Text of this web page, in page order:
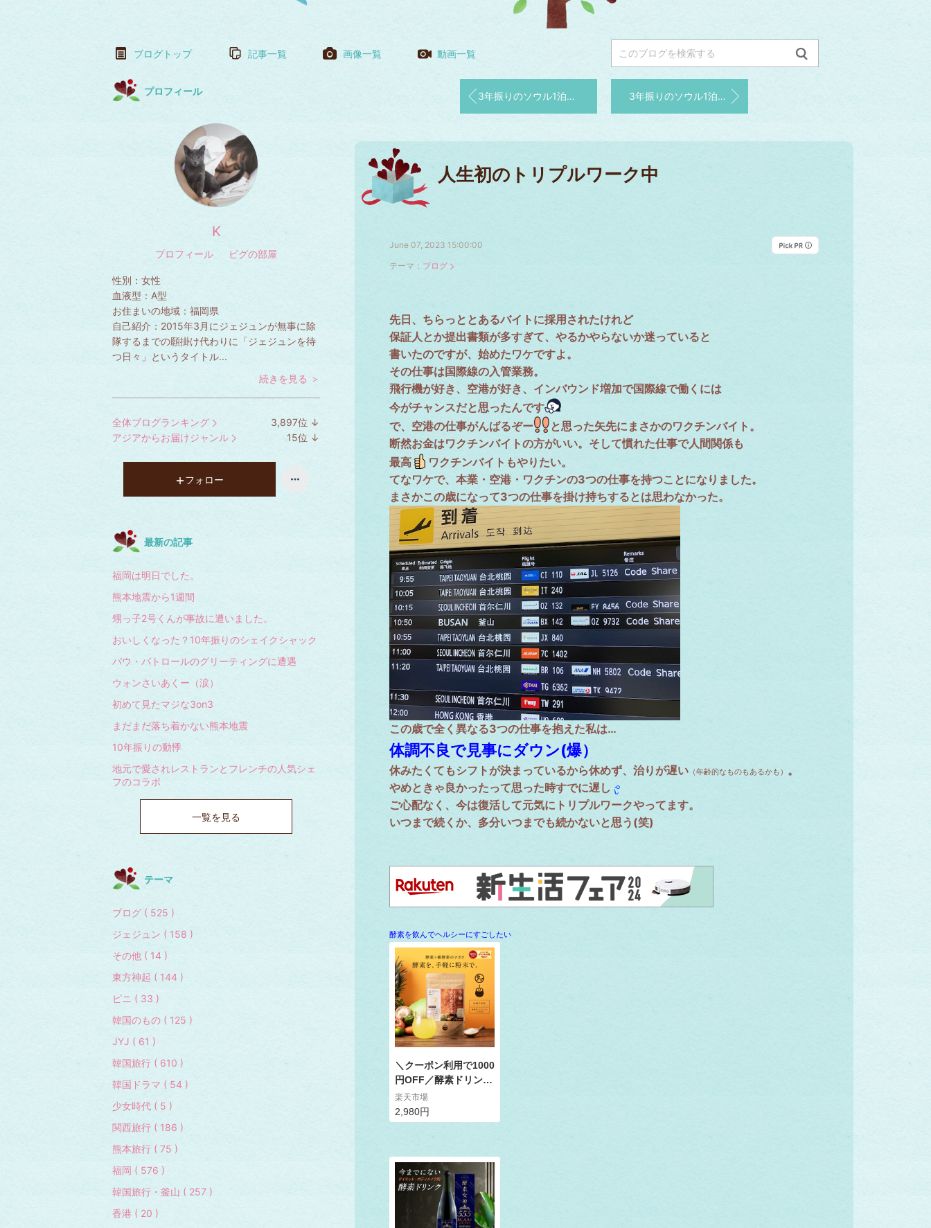
ブログトップ 記事一覧 画像一覧 動画一覧
3年振りのソウル1泊2日旅2日目 前編 3年振りのソウル1泊2日旅1日目 後編
人生初のトリプルワーク中
June 07, 2023 15:00:00
テーマ： ブログ
先日、ちらっととあるバイトに採用されたけれど
保証人とか提出書類が多すぎて、やるかやらないか迷っていると
書いたのですが、始めたワケですよ。
その仕事は国際線の入管業務。
飛行機が好き、空港が好き、インバウンド増加で国際線で働くには
今がチャンスだと思ったんです
で、空港の仕事がんばるぞー
と思った矢先にまさかのワクチンバイト。
断然お金はワクチンバイトの方がいい。そして慣れた仕事で人間関係も
最高
ワクチンバイトもやりたい。
てなワケで、本業・空港・ワクチンの3つの仕事を持つことになりました。
まさかこの歳になって3つの仕事を掛け持ちするとは思わなかった。
この歳で全く異なる3つの仕事を抱えた私は…
体調不良で見事にダウン(爆）
休みたくてもシフトが決まっているから休めず、治りが遅い （年齢的なものもあるかも）
。
やめときゃ良かったって思った時すでに遅し
ご心配なく、今は復活して元気にトリプルワークやってます。
いつまで続くか、多分いつまでも続かないと思う(笑)
酵素を飲んでヘルシーにすごしたい
＼クーポン利用で1000
円OFF／酵素ドリンク
美粉屋みらいのこうそ
100,000mg酵素と補酵
素ビタミンC＆酵母・
麹も配合。|酵素 ドリ
ィング 断食 酵素ダイ
エット サプリメント
ビタミン 送料無料 ダ
イエットドリンク ダイ
楽天市場
2,980円
プロフィール
K
プロフィール ピグの部屋
性別： 女性
血液型： A型
お住まいの地域： 福岡県
自己紹介： 2015年3月にジェジュンが無事に除
隊するまでの願掛け代わりに「ジェジュンを待
つ日々」というタイトル...
続きを見る ＞
全体ブログランキング 3,897位 ↓
アジアからお届けジャンル 15位 ↓
フォロー
最新の記事
福岡は明日でした。
熊本地震から1週間
甥っ子2号くんが事故に遭いました。
おいしくなった？10年振りのシェイクシャック
パウ・パトロールのグリーティングに遭遇
ウォンさいあくー（涙）
初めて見たマジな3on3
まだまだ落ち着かない熊本地震
10年振りの動悸
地元で愛されレストランとフレンチの人気シェ
フのコラボ
一覧を見る
テーマ
ブログ ( 525 )
ジェジュン ( 158 )
その他 ( 14 )
東方神起 ( 144 )
ピニ ( 33 )
韓国のもの ( 125 )
JYJ ( 61 )
韓国旅行 ( 610 )
韓国ドラマ ( 54 )
少女時代 ( 5 )
関西旅行 ( 186 )
熊本旅行 ( 75 )
福岡 ( 576 )
韓国旅行・釜山 ( 257 )
香港 ( 20 )